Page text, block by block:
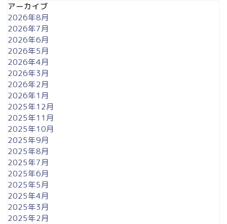
アーカイブ
2026年8月
2026年7月
2026年6月
2026年5月
2026年4月
2026年3月
2026年2月
2026年1月
2025年12月
2025年11月
2025年10月
2025年9月
2025年8月
2025年7月
2025年6月
2025年5月
2025年4月
2025年3月
2025年2月